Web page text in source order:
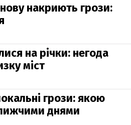
накриють грози:
на річки: негода
міст
грози: якою
днями